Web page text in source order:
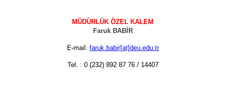
MÜDÜRLÜK ÖZEL KALEM
Faruk BABİ R
E-mail: faruk.babir[at]deu.edu.tr
Tel. : 0 (232) 892 87 76 / 14407